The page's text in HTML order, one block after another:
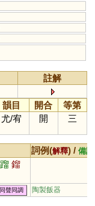
註解
韻目 開合
等第
尤/宥 開 三
詞例(解釋) / 備註
蹓 鎦
同聲同調 陶製飯器